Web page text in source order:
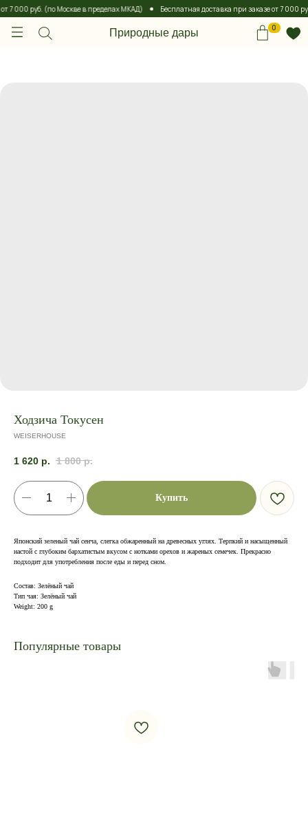
7 000 руб. (по Москве в пределах МКАД) Бесплатная доставка при заказе от 7 000
Природные дары 0
Природные дары 0
Ходзича Токусен
WEISERHOUSE
1 620 р. 1 800 р.
Купить
Японский зеленый чай сенча, слегка обжаренный на древесных углях. Терпкий и насыщенный
настой с глубоким бархатистым вкусом с нотками орехов и жареных семечек. Прекрасно
подходит для употребления после еды и перед сном.
Состав: Зелёный чай
Тип чая: Зелёный чай
Weight: 200 g
Популярные товары